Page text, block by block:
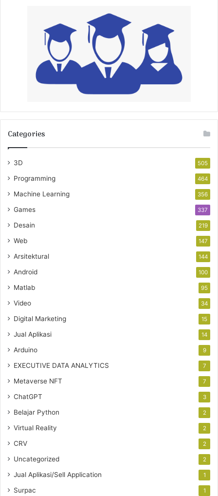
Categories
3D 505
Programming 464
Machine Learning 356
Games 337
Desain 219
Web 147
Arsitektural 144
Android 100
Matlab 95
Video 34
Digital Marketing 15
Jual Aplikasi 14
Arduino 9
EXECUTIVE DATA ANALYTICS 7
Metaverse NFT 7
ChatGPT 3
Belajar Python 2
Virtual Reality 2
CRV 2
Uncategorized 2
Jual Aplikasi/Sell Application 1
Surpac 1